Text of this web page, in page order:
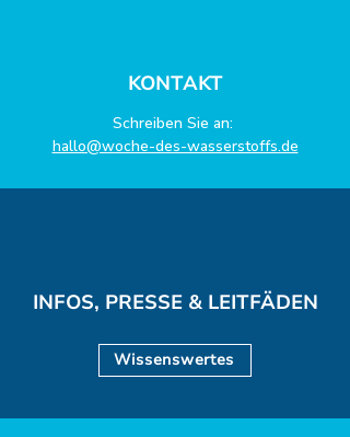
KONTAKT
Schreiben Sie an:
hallo@woche-des-wasserstoffs.de
INFOS, PRESSE & LEITFÄDEN
Wissenswertes